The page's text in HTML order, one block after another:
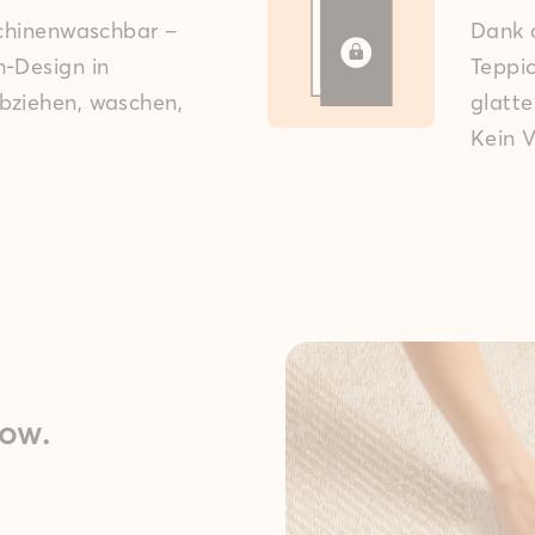
–
Design in
waschen,
Dank
Kein